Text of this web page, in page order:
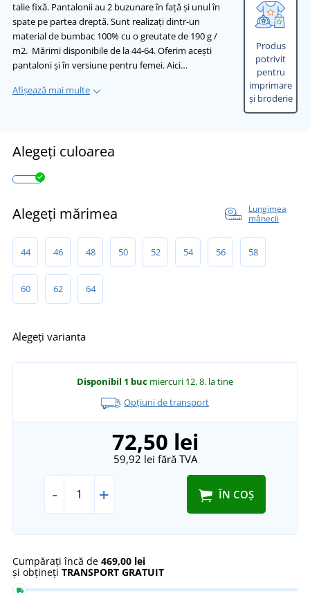
talie fixă. Pantalonii au 2 buzunare în față și unul în
spate pe partea dreptă. Sunt realizați dintr-un
material de bumbac 100% cu o greutate de 190 g /
m2. Mărimi disponibile de la 44-64. Oferim acești
pantaloni și în versiune pentru femei. Aici…
Afișează mai multe
Produs
potrivit
pentru
imprimare
și broderie
Alegeți culoarea
Alegeți mărimea
Lungimea
mânecii
44 46 48 50 52 54 56 58
60 62 64
Alegeți varianta
Disponibil 1 buc miercuri 12. 8. la tine
Opțiuni de transport
72,50 lei
59,92 lei fără TVA
- + ÎN COȘ
Cumpărați încă de 469,00 lei
și obțineți TRANSPORT GRATUIT